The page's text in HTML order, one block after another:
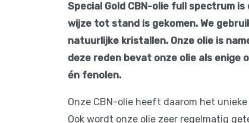
Special Gold CBN-olie full spectrum
wijze tot stand is gekomen. We
natuurlijke kristallen. Onze olie is
deze reden bevat onze olie als enige
én fenolen.
Onze CBN-olie heeft daarom het
Ook wordt onze olie zeer regelmatig